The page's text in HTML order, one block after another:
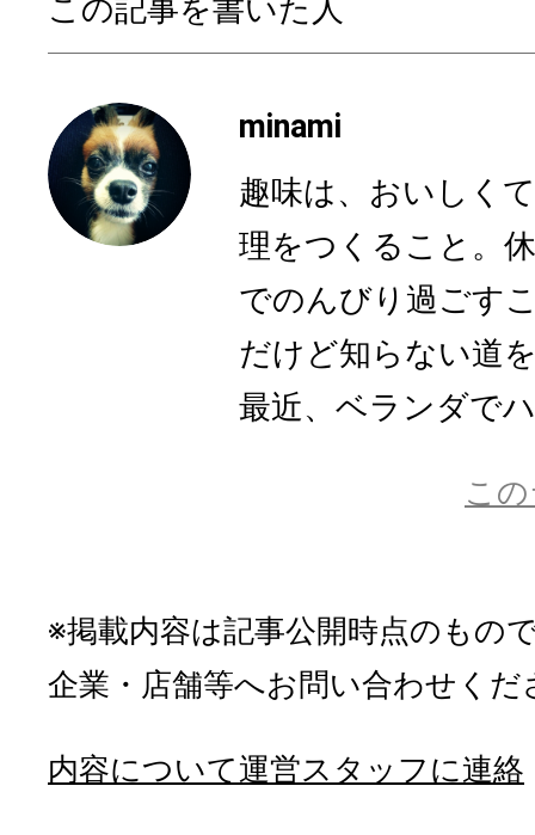
この記事を書いた人
minami
趣味は、おいしく
理をつくること。
でのんびり過ごす
だけど知らない道
最近、ベランダで
こ
※掲載内容は記事公開時点のもの
企業・店舗等へお問い合わせくだ
内容について運営スタッフに連絡